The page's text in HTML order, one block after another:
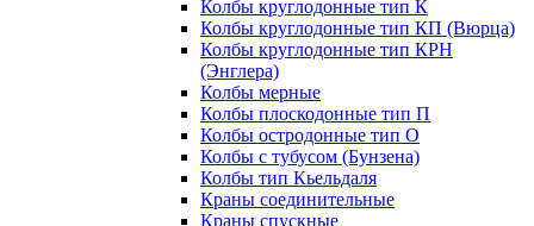
Колбы круглодонные тип К
Колбы круглодонные тип КП (Вюрца)
Колбы круглодонные тип КРН
(Энглера)
Колбы мерные
Колбы плоскодонные тип П
Колбы остродонные тип О
Колбы с тубусом (Бунзена)
Колбы тип Кьельдаля
Краны соединительные
Краны спускные